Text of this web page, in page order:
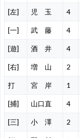
[左] 児 玉 4
[一] 武 藤 4
[遊] 酒 井 4
[右] 増 山 2
打 宮 岸 1
[捕] 山口直 4
[三] 小 澤 2